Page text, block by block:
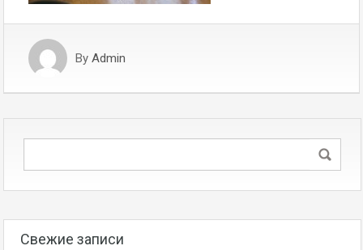
By Admin
Свежие записи